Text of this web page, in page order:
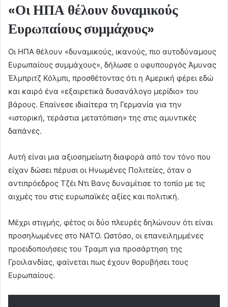
«Οι ΗΠΑ θέλουν δυναμικούς
Ευρωπαίους συμμάχους»
Οι ΗΠΑ θέλουν «δυναμικούς, ικανούς, πιο αυτοδύναμους
Ευρωπαίους συμμάχους», δήλωσε ο υφυπουργός Άμυνας
Έλμπριτζ Κόλμπι, προσθέτοντας ότι η Αμερική φέρει εδώ
και καιρό ένα «εξαιρετικά δυσανάλογο μερίδιο» του
βάρους. Επαίνεσε ιδιαίτερα τη Γερμανία για την
«ιστορική, τεράστια μετατόπιση» της στις αμυντικές
δαπάνες.
Αυτή είναι μια αξιοσημείωτη διαφορά από τον τόνο που
είχαν δώσει πέρυσι οι Ηνωμένες Πολιτείες, όταν ο
αντιπρόεδρος Τζέι Ντι Βανς δυναμίτισε το τοπίο με τις
αιχμές του στις ευρωπαϊκές αξίες και πολιτική.
Μέχρι στιγμής, φέτος οι δύο πλευρές δηλώνουν ότι είναι
προσηλωμένες στο ΝΑΤΟ. Ωστόσο, οι επανειλημμένες
προειδοποιήσεις του Τραμπ για προσάρτηση της
Γροιλανδίας, φαίνεται πως έχουν θορυβήσει τους
Ευρωπαίους.